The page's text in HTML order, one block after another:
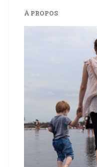
À PROPOS